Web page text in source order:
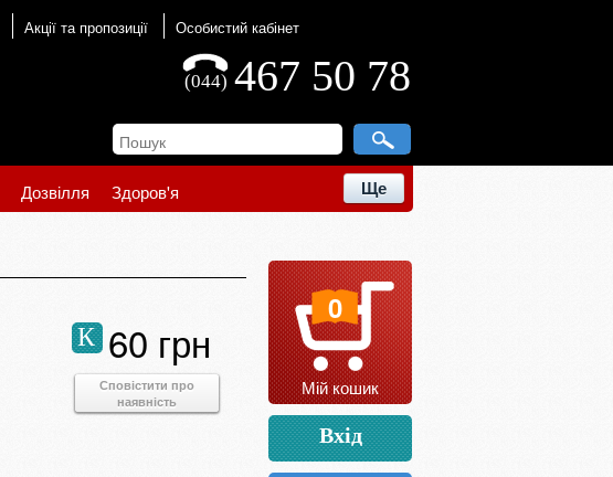
Акції та пропозиції Особистий кабінет
467 50 78
(044)
Дозвілля Здоров'я Ще
60 грн
К
Сповістити про
наявність
0
Мій кошик
Вхід